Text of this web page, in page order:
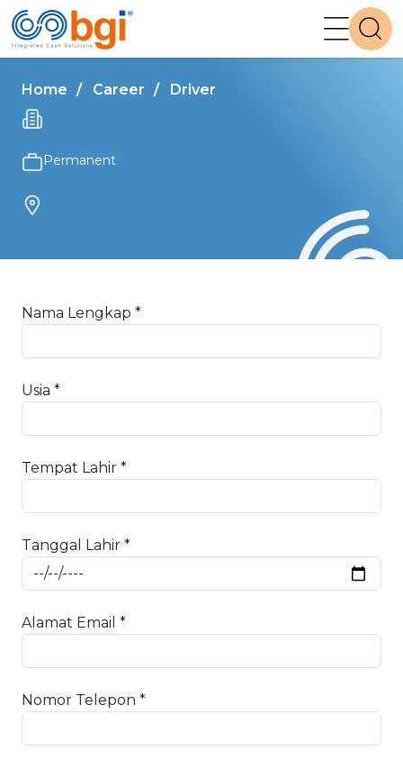
Home Career Driver
Permanent
Nama Lengkap *
Usia *
Tempat Lahir *
Tanggal Lahir *
Alamat Email *
Nomor Telepon *